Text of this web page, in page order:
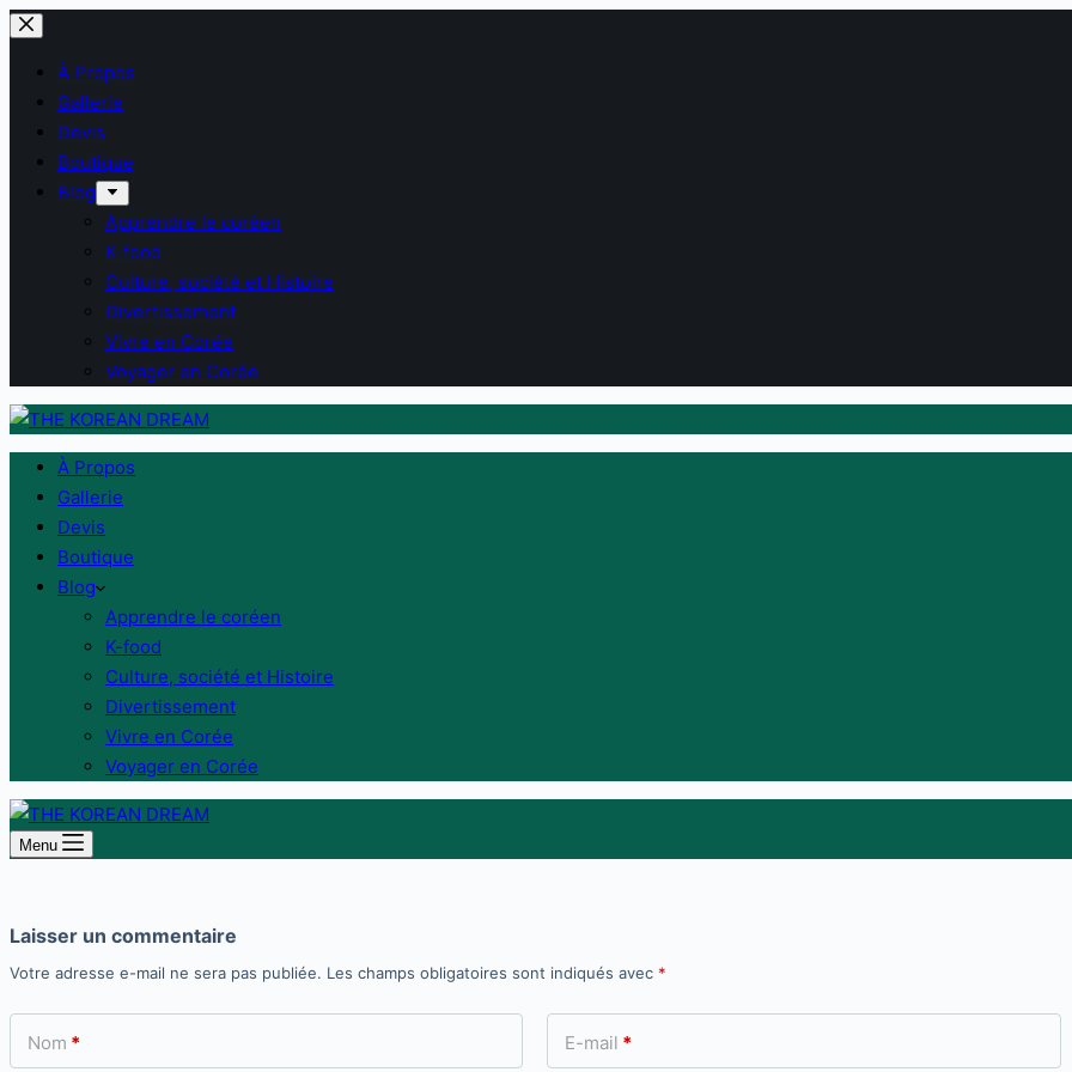
Passer
contenuÀ Propos
Gallerie
Devis
Boutique
Blog
Apprendre le coréen
K-food
Culture, société et Histoire
Divertissement
Vivre en Corée
Voyager en Corée
À Propos
Gallerie
Devis
Boutique
Blog
Apprendre le coréen
K-food
Culture, société et Histoire
Divertissement
Vivre en Corée
Voyager en Corée
Menu
Laisser un commentaire
Votre adresse e-mail ne sera pas publiée. Les champs obligatoires sont indiqués avec *
Nom * E-mail *